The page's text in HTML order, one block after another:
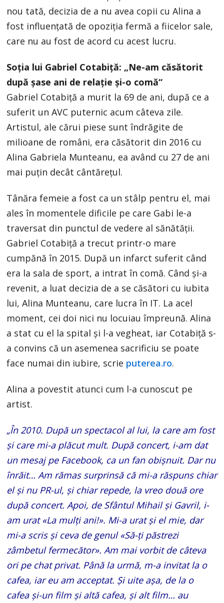
nou tată, decizia de a nu avea copii cu Alina a
fost influențată de opoziția fermă a fiicelor sale,
care nu au fost de acord cu acest lucru.
Soția lui Gabriel Cotabiță: „Ne-am căsătorit
după şase ani de relaţie şi-o comă“
Gabriel Cotabiță a murit la 69 de ani, după ce a
suferit un AVC puternic acum câteva zile.
Artistul, ale cărui piese sunt îndrăgite de
milioane de români, era căsătorit din 2016 cu
Alina Gabriela Munteanu, ea având cu 27 de ani
mai puțin decât cântărețul.
Tânăra femeie a fost ca un stâlp pentru el, mai
ales în momentele dificile pe care Gabi le-a
traversat din punctul de vedere al sănătății.
Gabriel Cotabiţă a trecut printr-o mare
cumpănă în 2015. După un infarct suferit când
era la sala de sport, a intrat în comă. Când și-a
revenit, a luat decizia de a se căsători cu iubita
lui, Alina Munteanu, care lucra în IT. La acel
moment, cei doi nici nu locuiau împreună. Alina
a stat cu el la spital și l-a vegheat, iar Cotabiță s-
a convins că un asemenea sacrificiu se poate
face numai din iubire, scrie puterea.ro.
Alina a povestit atunci cum l-a cunoscut pe
artist.
„În 2010. După un spectacol al lui, la care am fost
şi care mi-a plăcut mult. După concert, i-am dat
un mesaj pe Facebook, ca un fan obişnuit. Dar nu
înrăit… Am rămas surprinsă că mi-a răspuns chiar
el şi nu PR-ul, şi chiar repede, la vreo două ore
după concert. Apoi, de Sfântul Mihail şi Gavril, i-
am urat «La mulţi ani!». Mi-a urat şi el mie, dar
mi-a scris şi ceva de genul «Să-ţi păs­trezi
zâmbetul fermecător». Am mai vorbit de câteva
ori pe chat privat. Până la urmă, m-a invitat la o
cafea, iar eu am acceptat. Şi uite aşa, de la o
cafea şi-un film şi altă cafea, şi alt film… au